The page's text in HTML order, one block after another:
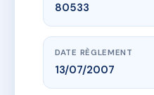
80533
DATE RÈGLEMENT
13/07/2007